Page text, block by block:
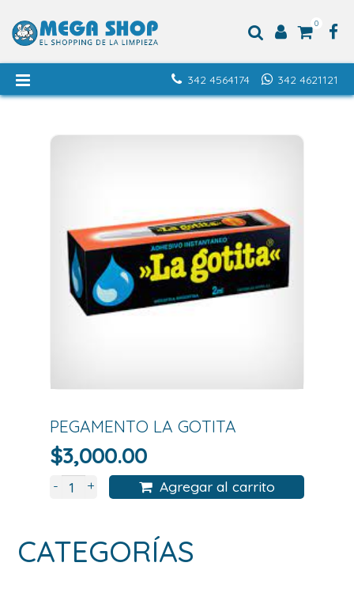
0
342 4621121
342 4564174
PEGAMENTO LA GOTITA
$3,000.00
- + Agregar al carrito
CATEGORÍAS